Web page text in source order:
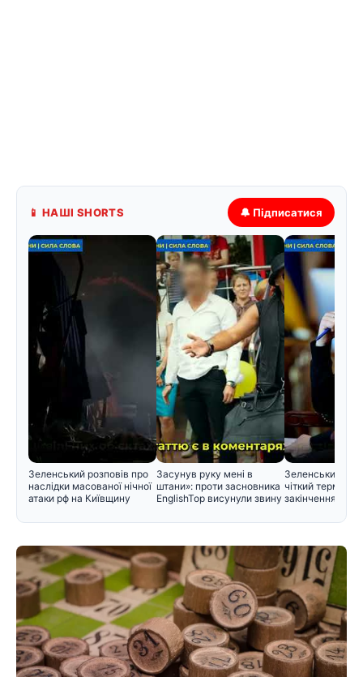
📱 НАШІ SHORTS 🔔 Підписатися
Зеленський розповів про
наслідки масованої нічної
атаки рф на Київщину
Засунув руку мені в
штани»: проти засновника
EnglishTop висунули звину
Зеленський
чіткий термін
закінчення війни